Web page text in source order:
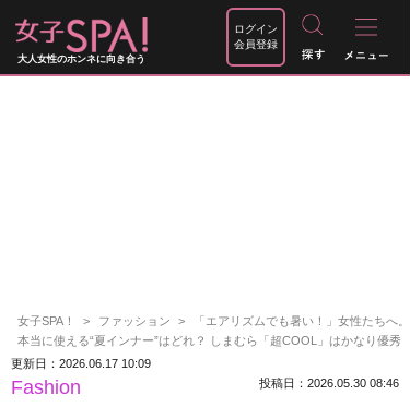
大人女性のホンネに向き合う
ログイン
会員登録
女子SPA！ ファッション
「エアリズムでも暑い！」女性たちへ。
本当に使える“夏インナー”はどれ？ しまむら「超COOL」はかなり優秀
更新日：2026.06.17 10:09
Fashion 投稿日：2026.05.30 08:46